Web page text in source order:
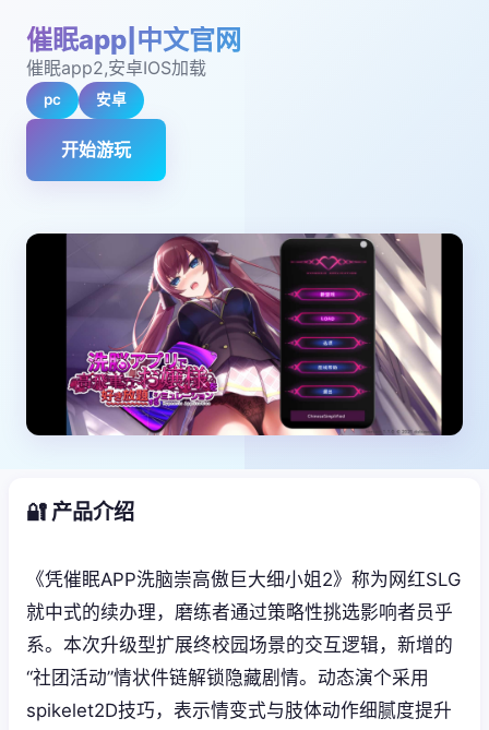
催眠app|中文官网
催眠app2,安卓IOS加载
pc 安卓
开始游玩
🔐 产品介绍
《凭催眠APP洗脑崇高傲巨大细小姐2》称为网红SLG
就中式的续办理，磨练者通过策略性挑选影响者员乎
系。本次升级型扩展终校园场景的交互逻辑，新增的
“社团活动”情状件链解锁隐藏剧情。动态演个采用
spikelet2D技巧，表示情变式与肢体动作细腻度提升